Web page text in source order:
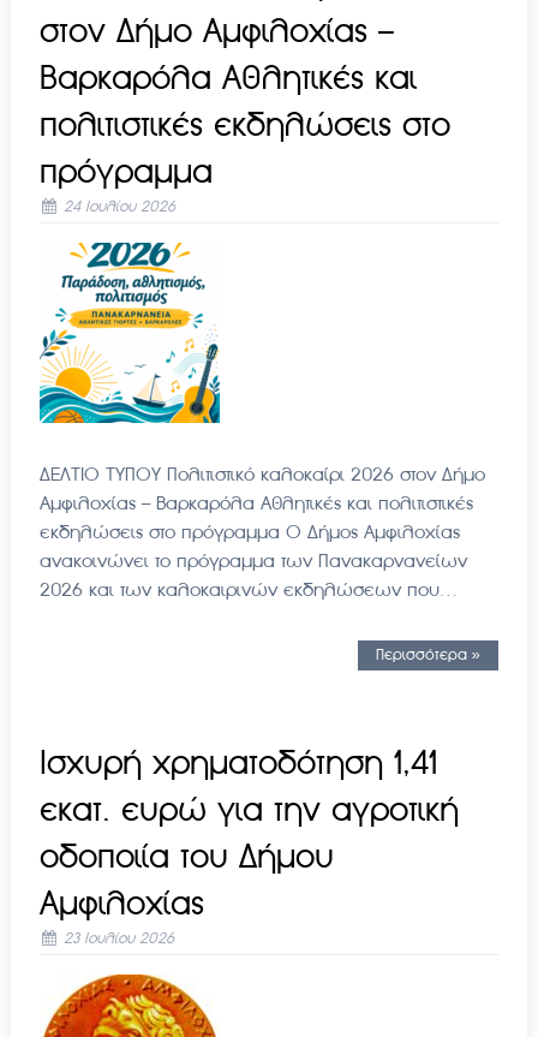
στον Δήμο Αμφιλοχίας –
Βαρκαρόλα Αθλητικές και
πολιτιστικές εκδηλώσεις στο
πρόγραμμα
24 Ιουλίου 2026
ΔΕΛΤΙΟ ΤΥΠΟΥ Πολιτιστικό καλοκαίρι 2026 στον Δήμο
Αμφιλοχίας – Βαρκαρόλα Αθλητικές και πολιτιστικές
εκδηλώσεις στο πρόγραμμα Ο Δήμος Αμφιλοχίας
ανακοινώνει το πρόγραμμα των Πανακαρνανείων
2026 και των καλοκαιρινών εκδηλώσεων που…
Περισσότερα »
Ισχυρή χρηματοδότηση 1,41
εκατ. ευρώ για την αγροτική
οδοποιία του Δήμου
Αμφιλοχίας
23 Ιουλίου 2026